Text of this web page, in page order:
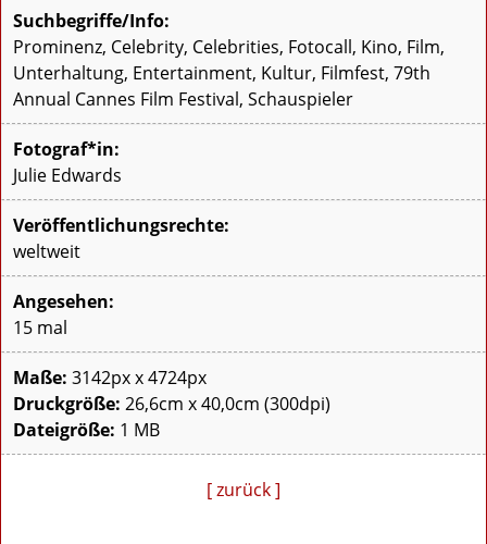
Suchbegriffe/Info:
Prominenz, Celebrity, Celebrities, Fotocall, Kino, Film,
Unterhaltung, Entertainment, Kultur, Filmfest, 79th
Annual Cannes Film Festival, Schauspieler
Fotograf*in:
Julie Edwards
Veröffentlichungsrechte:
weltweit
Angesehen:
15 mal
Maße: 3142px x 4724px
Druckgröße: 26,6cm x 40,0cm (300dpi)
Dateigröße: 1 MB
[ zurück ]